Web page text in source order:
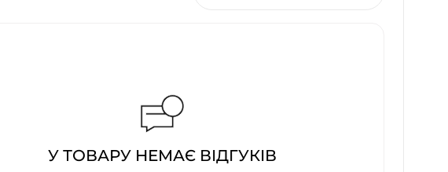
У ТОВАРУ НЕМАЄ ВІДГУКІВ